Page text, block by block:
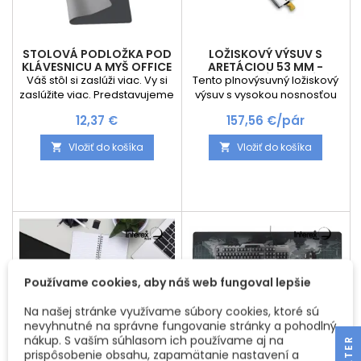
STOLOVÁ PODLOŽKA POD
KLÁVESNICU A MYŠ OFFICE
/ ANTRACIT
Váš stôl si zaslúži viac. Vy si
zaslúžite viac. Predstavujeme
v elegantnom antracitovom
prevedení, ktorá nie je len
obyčajným doplnkom na
priestoru nádych luxusu a
organizácie. Táto podložka
kombinuje funkčnosť, dizajn
a odolnosť, aby ste mohli...
Cena
12,37 €
 Vložiť do košíka
LOŽISKOVÝ VÝSUV S
ARETÁCIOU 53 MM -
VYSOKO ZÁŤAŽOVÝ -
NOSNOSŤ AŽ 220 KG
Tento plnovýsuvný ložiskový
výsuv s vysokou nosnosťou
aretáciou je ideálnym
riešením pre profesionálne
aj priemyselné využitie.
prostredí, kde je kladený
dôraz na vysokú nosnosť,
bezpečnosť a dlhú životnosť.
Nosnosť až 225 kg – ideálna
Cena
157,56 €/pár
 Vložiť do košíka
Používame cookies, aby náš web fungoval lepšie
Na našej stránke využívame súbory cookies, ktoré sú
nevyhnutné na správne fungovanie stránky a pohodlný
nákup. S vaším súhlasom ich používame aj na
prispôsobenie obsahu, zapamätanie nastavení a